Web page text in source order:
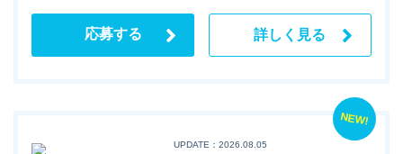
応募する 詳しく見る
NEW!
UPDATE：2026.08.05